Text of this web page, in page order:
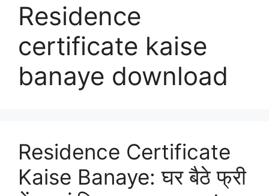
Residence
certificate kaise
banaye download
Residence Certificate
Kaise Banaye: घर बैठे फ्री